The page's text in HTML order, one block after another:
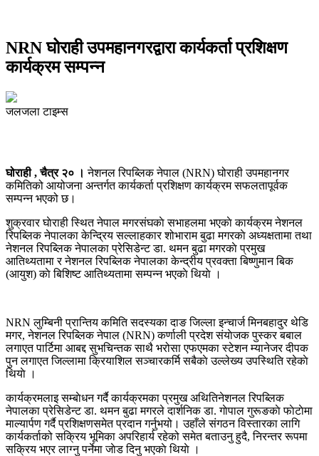
NRN घोराही उपमहानगरद्वारा कार्यकर्ता प्रशिक्षण
कार्यक्रम सम्पन्न
जलजला टाइम्स
घोराही , चैत्र २० ।नेशनल रिपब्लिक नेपाल (NRN) घोराही उपमहानगर
कमितिको आयोजना अन्तर्गत कार्यकर्ता प्रशिक्षण कार्यक्रम सफलतापूर्वक
सम्पन्न भएको छ।
शुक्रवार घाेराही स्थित नेपाल मगरसंघकाे सभाहलमा भएकाे कार्यक्रम नेशनल
रिपब्लिक नेपालका केन्द्रिय सल्लाहकार शोभाराम बुढा मगरकाे अध्यक्षतामा तथा
नेशनल रिपब्लिक नेपालका प्रेसिडेन्ट डा. थमन बुढा मगरकाे प्रमुख
आतिथ्यतामा र नेशनल रिपब्लिक नेपालका केन्द्रीय प्रवक्ता बिष्णुमान बिक
(आयुश) काे बिशिष्ट आतिथ्यतामा सम्पन्न भएकाे थियाे ।
NRN लुम्बिनी प्रान्तिय कमिति सदस्यका दाङ जिल्ला इन्चार्ज मिनबहादुर थेडि
मगर, नेशनल रिपब्लिक नेपाल (NRN) कर्णाली प्रदेश संयाेजक पुस्कर बबाल
लगाएत पार्टिमा आबद्द सुभचिन्तक साथै भरोसा एफएमका स्टेशन म्यानेजर दीपक
पुन लगाएत जिल्लामा क्रियाशिल सञ्चारकर्मि सबैकाे उल्लेख्य उपस्थिति रहेकाे
थियाे ।
कार्यक्रमलाइ सम्बाेधन गर्दै कार्यक्रमका प्रमुख अथितिनेशनल रिपब्लिक
नेपालका प्रेसिडेन्ट डा. थमन बुढा मगरले दार्शनिक डा. गाेपाल गुरूङकाे फाेटाेमा
माल्यार्पण गर्दै प्रशिक्षणसमेत प्रदान गर्नुभयो। उहाँले संगठन विस्तारका लागि
कार्यकर्ताको सक्रिय भूमिका अपरिहार्य रहेको समेत बताउनु हुदै, निरन्तर रूपमा
सक्रिय भएर लाग्नु पर्नेमा जाेड दिनु भएकाे थियाे ।